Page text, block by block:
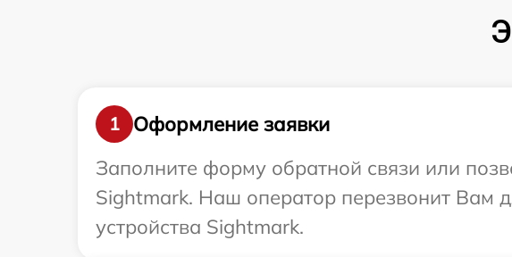
1
Оформление заявки
Заполните форму обратной связи или
Sightmark. Наш оператор перезвонит Вам
устройства Sightmark.